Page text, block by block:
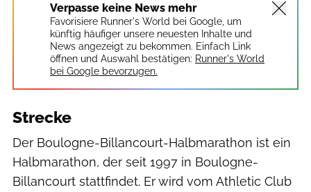
Verpasse keine News mehr
Favorisiere Runner's World bei Google, um
künftig häufiger unsere neuesten Inhalte und
News angezeigt zu bekommen. Einfach Link
öffnen und Auswahl bestätigen: Runner's World
bei Google bevorzugen.
Strecke
Der Boulogne-Billancourt-Halbmarathon ist ein
Halbmarathon, der seit 1997 in Boulogne-
Billancourt stattfindet. Er wird vom Athletic Club